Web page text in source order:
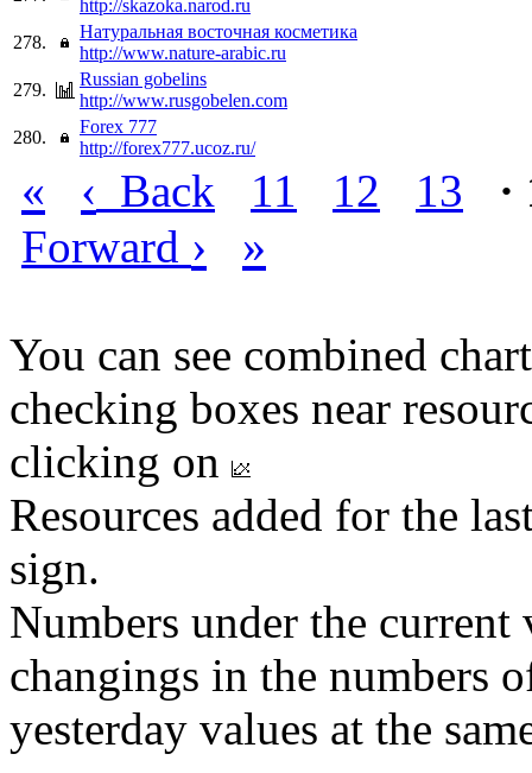
http://skazoka.narod.ru
278.
Натуральная восточная косметика
http://www.nature-arabic.ru
279.
Russian gobelins
http://www.rusgobelen.com
280.
Forex 777
http://forex777.ucoz.ru/
« ‹ Back 11 12 13
·
Forward › »
You can see combined
checking boxes near
clicking on
Resources added for the
sign.
Numbers under the
changings in the numbers
yesterday values at the